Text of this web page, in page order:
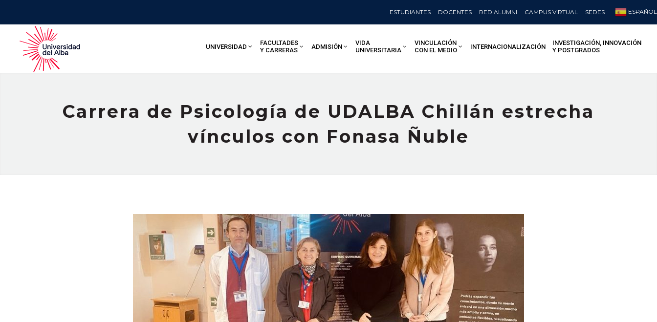
ESTUDIANTES DOCENTES RED ALUMNI CAMPUS VIRTUAL SEDES ESPAÑOL
UNIVERSIDAD
FACULTADES
Y CARRERAS
ADMISIÓN
VIDA
UNIVERSITARIA
VINCULACIÓN
CON EL MEDIO
INTERNACIONALIZACIÓN
INVESTIGACIÓN, INNOVACIÓN
Y POSTGRADOS
Carrera de Psicología de UDALBA Chillán estrecha
vínculos con Fonasa Ñuble